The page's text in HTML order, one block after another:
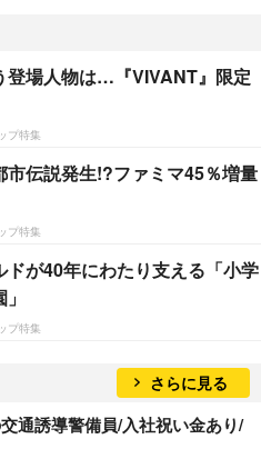
登場人物は…『VIVANT』限定
プ特集
市伝説発生!?ファミマ45％増量
プ特集
ドが40年にわたり支える「小学
プ特集
さらに見る
通誘導警備員/入社祝い金あり/